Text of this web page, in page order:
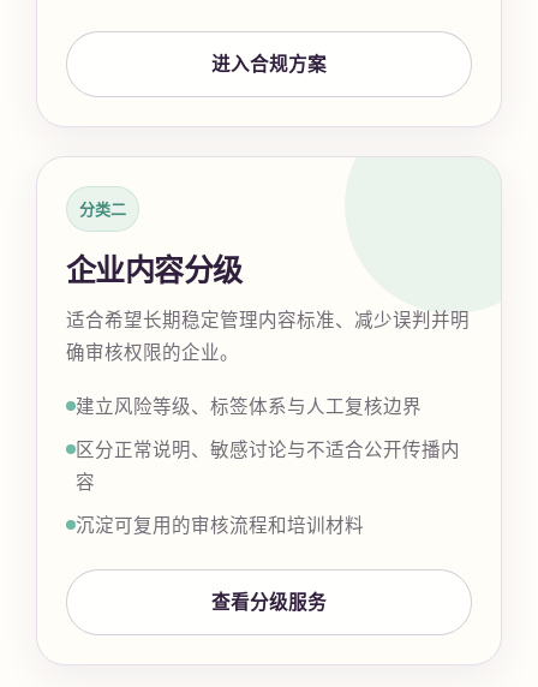
进入合规方案
分类二
企业内容分级
适合希望长期稳定管理内容标准、减少误判并明
确审核权限的企业。
建立风险等级、标签体系与人工复核边界
区分正常说明、敏感讨论与不适合公开传播内
容
沉淀可复用的审核流程和培训材料
查看分级服务